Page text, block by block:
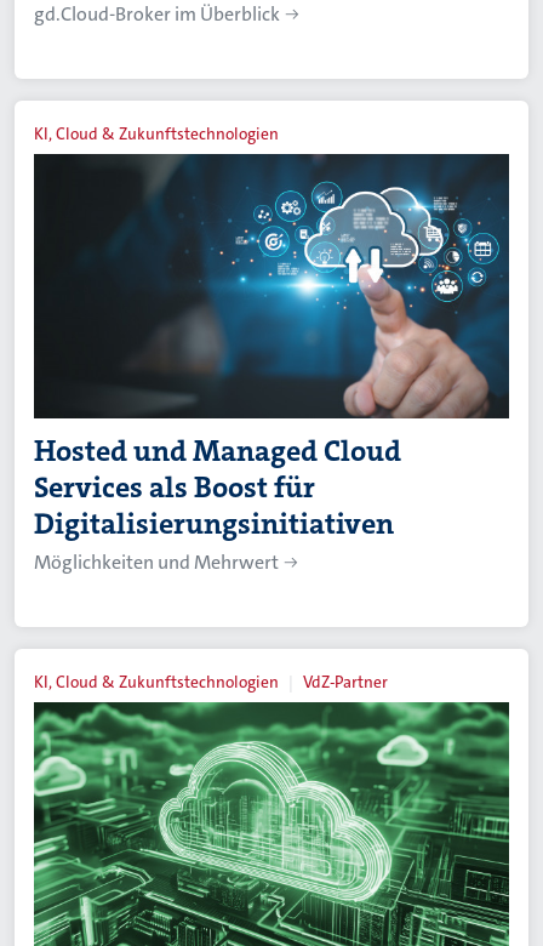
gd.Cloud-Broker im Überblick
KI, Cloud & Zukunftstechnologien
Hosted und Managed Cloud
Services als Boost für
Digitalisierungsinitiativen
Möglichkeiten und Mehrwert
KI, Cloud & Zukunftstechnologien VdZ-Partner